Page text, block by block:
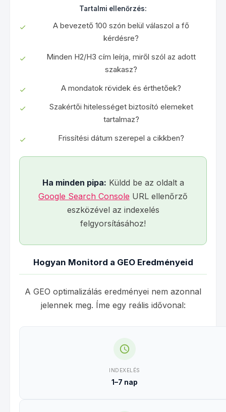
Tartalmi ellenőrzés:
A bevezető 100 szón belül válaszol a fő
kérdésre?
Minden H2/H3 cím leírja, miről szól az adott
szakasz?
A mondatok rövidek és érthetőek?
Szakértői hitelességet biztosító elemeket
tartalmaz?
Frissítési dátum szerepel a cikkben?
Ha minden pipa: Küldd be az oldalt a
Google Search Console URL ellenőrző
eszközével az indexelés
felgyorsításához!
Hogyan Monitord a GEO Eredményeid
A GEO optimalizálás eredményei nem azonnal
jelennek meg. Íme egy reális idővonal:
INDEXELÉS
1–7 nap